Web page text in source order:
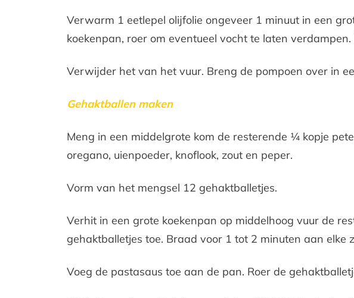
Verwarm 1 eetlepel olijfolie ongeveer 1 minuut in een
koekenpan, roer om eventueel vocht te laten
Verwijder het van het vuur. Breng de pompoen over in
Gehaktballen maken
Meng in een middelgrote kom de resterende ¼ kopje
oregano, uienpoeder, knoflook, zout en peper.
Vorm van het mengsel 12 gehaktballetjes.
Verhit in een grote koekenpan op middelhoog vuur de
gehaktballetjes toe. Braad voor 1 tot 2 minuten aan
Voeg de pastasaus toe aan de pan. Roer de